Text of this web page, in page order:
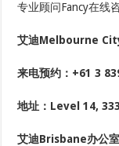
专业顾问Fancy在线
艾迪Melbourne
来电预约：+61 3
地址：Level 14,
艾迪Brisbane办公室